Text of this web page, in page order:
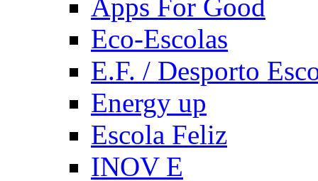
Apps For Good
Eco-Escolas
E.F. / Desporto
Energy up
Escola Feliz
INOV E